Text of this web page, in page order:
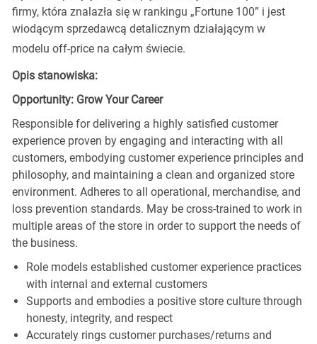
firmy, która znalazła się w rankingu „Fortune 100” i jest
wiodącym sprzedawcą detalicznym działającym w
modelu off-price na całym świecie.
Opis stanowiska:
Opportunity: Grow Your Career
Responsible for delivering a highly satisfied customer
experience proven by engaging and interacting with all
customers, embodying customer experience principles and
philosophy, and maintaining a clean and organized store
environment. Adheres to all operational, merchandise, and
loss prevention standards. May be cross-trained to work in
multiple areas of the store in order to support the needs of
the business.
Role models established customer experience practices
with internal and external customers
Supports and embodies a positive store culture through
honesty, integrity, and respect
Accurately rings customer purchases/returns and